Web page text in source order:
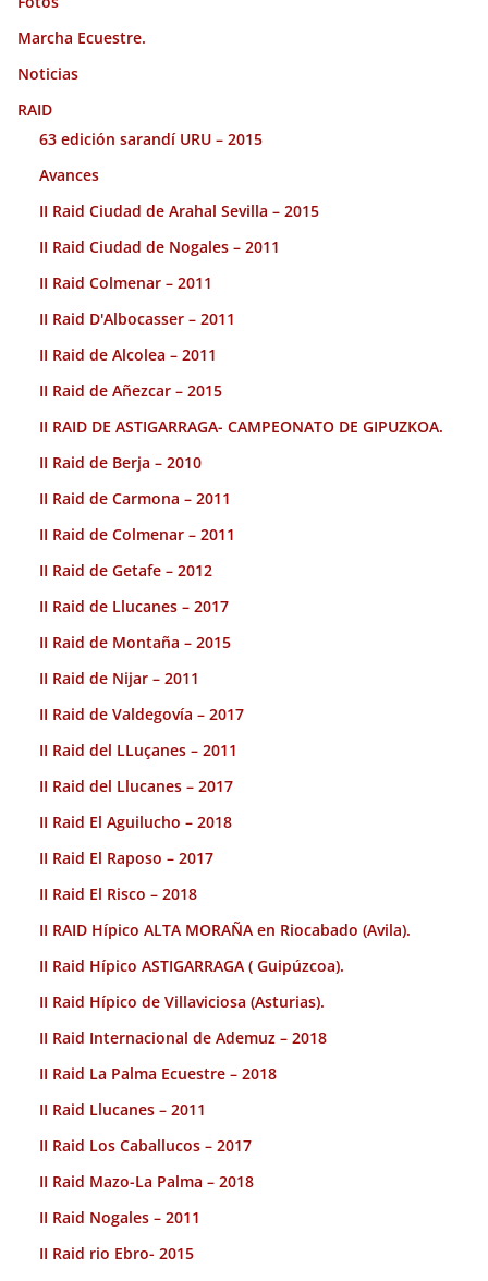
Marcha Ecuestre.
Noticias
RAID
63 edición sarandí URU – 2015
Avances
II Raid Ciudad de Arahal Sevilla – 2015
II Raid Ciudad de Nogales – 2011
II Raid Colmenar – 2011
II Raid D'Albocasser – 2011
II Raid de Alcolea – 2011
II Raid de Añezcar – 2015
II RAID DE ASTIGARRAGA- CAMPEONATO DE GIPUZKOA.
II Raid de Berja – 2010
II Raid de Carmona – 2011
II Raid de Colmenar – 2011
II Raid de Getafe – 2012
II Raid de Llucanes – 2017
II Raid de Montaña – 2015
II Raid de Nijar – 2011
II Raid de Valdegovía – 2017
II Raid del LLuçanes – 2011
II Raid del Llucanes – 2017
II Raid El Aguilucho – 2018
II Raid El Raposo – 2017
II Raid El Risco – 2018
II RAID Hípico ALTA MORAÑA en Riocabado (Avila).
II Raid Hípico ASTIGARRAGA ( Guipúzcoa).
II Raid Hípico de Villaviciosa (Asturias).
II Raid Internacional de Ademuz – 2018
II Raid La Palma Ecuestre – 2018
II Raid Llucanes – 2011
II Raid Los Caballucos – 2017
II Raid Mazo-La Palma – 2018
II Raid Nogales – 2011
II Raid rio Ebro- 2015